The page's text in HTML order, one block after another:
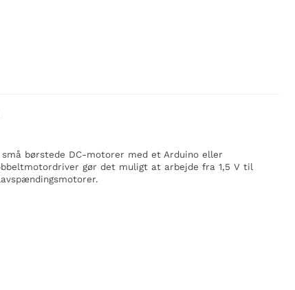
børstede DC-motorer med et Arduino eller
gør det muligt at arbejde fra 1,5 V til